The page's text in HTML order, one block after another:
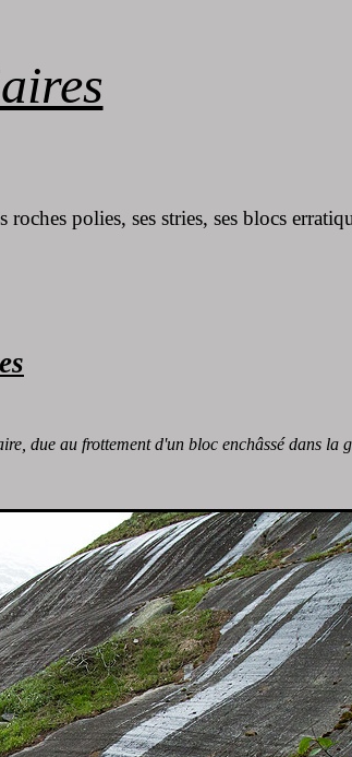
polies, ses stries, ses blocs
due au frottement d'un bloc enchâssé dans la